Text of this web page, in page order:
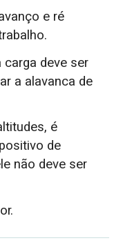
e ré
carga deve ser
a alavanca de
é
de
não deve ser